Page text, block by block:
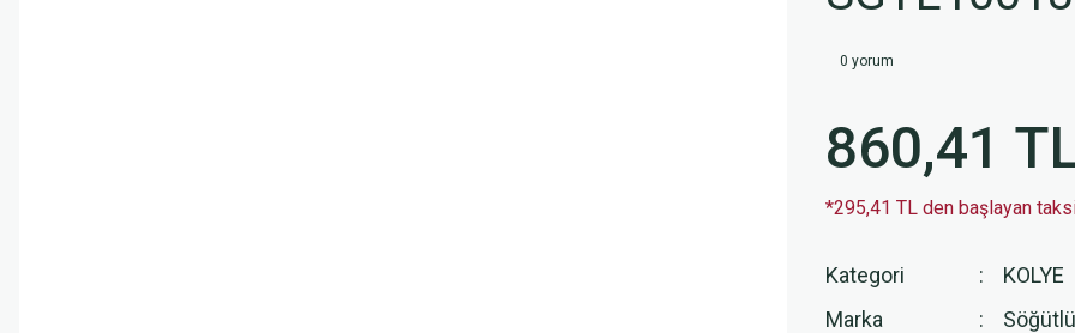
0 yorum
860,41
*295,41 TL den başlayan
Kategori
KOLYE
Marka